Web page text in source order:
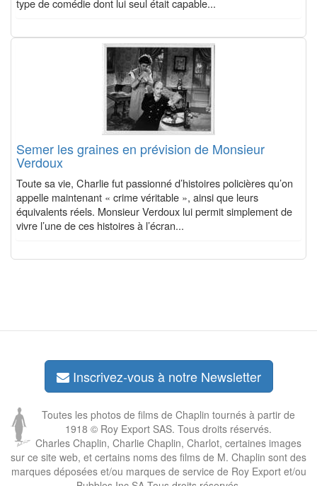
Semer les graines en prévision de Monsieur
Verdoux
Toute sa vie, Charlie fut passionné d’histoires policières qu’on
appelle maintenant « crime véritable », ainsi que leurs
équivalents réels. Monsieur Verdoux lui permit simplement de
vivre l’une de ces histoires à l’écran...
Inscrivez-vous à notre Newsletter
Toutes les photos de films de Chaplin tournés à partir de
1918 © Roy Export SAS. Tous droits réservés.
Charles Chaplin, Charlie Chaplin, Charlot, certaines images
sur ce site web, et certains noms des films de M. Chaplin sont des
marques déposées et/ou marques de service de Roy Export et/ou